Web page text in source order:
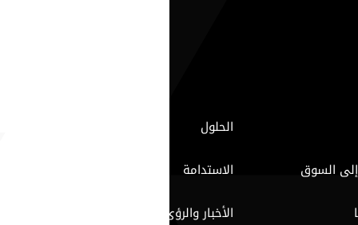
الحلول
السوق
الاستدامة
الأخبار والرؤى